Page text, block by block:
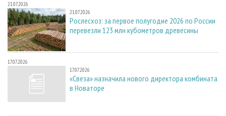
21.07.2026
21.07.2026
Рослесхоз: за первое полугодие 2026 по России
перевезли 123 млн кубометров древесины
17.07.2026
17.07.2026
«Свеза» назначила нового директора комбината
в Новаторе